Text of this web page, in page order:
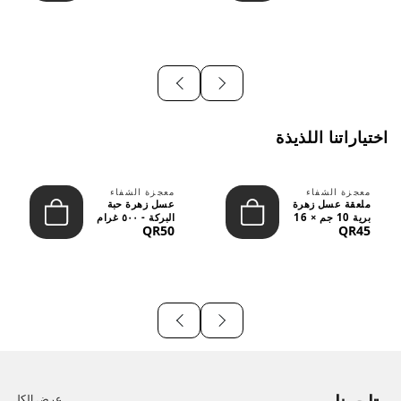
اختياراتنا اللذيذة
معجزة الشفاء
ملعقة عسل زهرة
برية 10 جم × 16
قطعة
QR45
معجزة الشفاء
عسل زهرة حبة
البركة - ٥٠٠ غرام
QR50